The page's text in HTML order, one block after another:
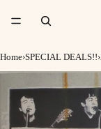
Home›SPECIAL DEALS!!›